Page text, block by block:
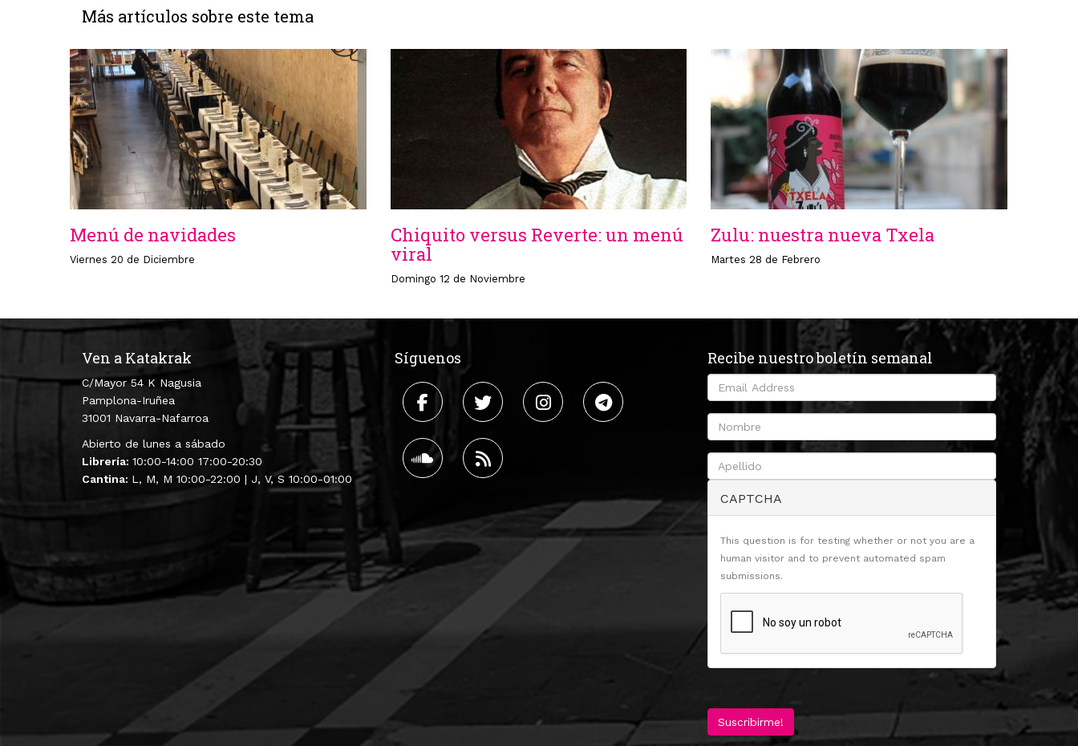
Más artículos sobre este tema
Menú de navidades
Viernes 20 de Diciembre
Chiquito versus Reverte: un menú
viral
Domingo 12 de Noviembre
Zulu: nuestra nueva Txela
Martes 28 de Febrero
Ven a Katakrak
C/Mayor 54 K Nagusia
Pamplona-Iruñea
31001 Navarra-Nafarroa
Abierto de lunes a sábado
Librería: 10:00-14:00 17:00-20:30
Cantina: L, M, M 10:00-22:00 | J, V, S 10:00-01:00
Síguenos Recibe nuestro boletín semanal
CAPTCHA
This question is for testing whether or not you are a
human visitor and to prevent automated spam
submissions.
Suscribirme!